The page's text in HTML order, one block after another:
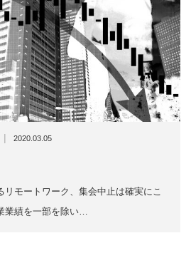
| 2020.03.05
リモートワーク、集会中止は確実にこ
業績を一部を除い…